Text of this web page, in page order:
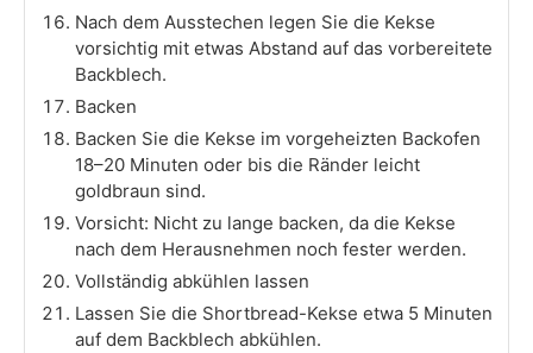
Nach dem Ausstechen legen Sie die Kekse
vorsichtig mit etwas Abstand auf das vorbereitete
Backblech.
Backen
Backen Sie die Kekse im vorgeheizten Backofen
18–20 Minuten oder bis die Ränder leicht
goldbraun sind.
Vorsicht: Nicht zu lange backen, da die Kekse
nach dem Herausnehmen noch fester werden.
Vollständig abkühlen lassen
Lassen Sie die Shortbread-Kekse etwa 5 Minuten
auf dem Backblech abkühlen.